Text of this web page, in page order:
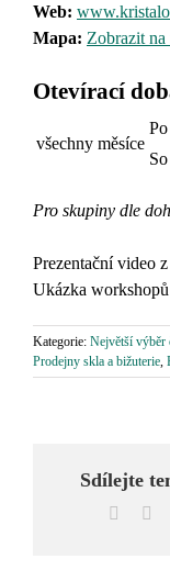
Web:
Mapa: Zobrazit na
Otevírací
všechny měsíce
Pro skupiny dle
Prezentační video
Ukázka workshopů
Kategorie: Největší výběr
Prodejny skla a bižuterie
Sdílejte